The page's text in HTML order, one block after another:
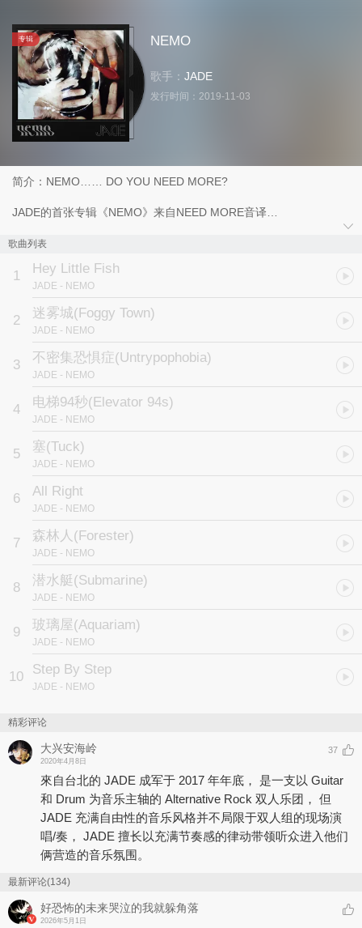
专辑 NEMO
歌手： JADE
发行时间： 2019-11-03
简介：NEMO…… DO YOU NEED MORE?
JADE的首张专辑《NEMO》来自NEED MORE音译
让这社会变得更难分辨是真是假
久了，大家也跟上了、习惯了
从认清抗拒也变为莫名的享受自溺
继续被那些来自四面八方的信息塞爆无法喘息
就像一只被豢养在鱼缸里的NEMO
看似被细心呵护溺爱、不断被喂食着人工的饲料
但谁知道NEMO或许NEED MORE需要更多的AIR
*****************************************************
一只被饲养在鱼缸里的鱼
这缸清澈的净水就像是一种呵护和溺爱
它早已习惯在这连视角都扭曲的世界里
无条件地接受这一切无微不至的照顾
你自溺于你的爱
它也自溺于它的堕落
在我的成长过程中
30岁
一个自认已经学会该如何面对世界的区间
面对被塞满、患病、自溺以及各种不公平的对待
几年之间早已从认清变成莫名的享受
在期满之际
却不得不正面迎接来自于不安定的回击
不禁想问自己
这个30而立
是否来的太快 ?
歌曲列表
1 Hey Little Fish
JADE - NEMO
2 迷雾城(Foggy Town)
JADE - NEMO
3 不密集恐惧症(Untrypophobia)
JADE - NEMO
4 电梯94秒(Elevator 94s)
JADE - NEMO
5 塞(Tuck)
JADE - NEMO
6 All Right
JADE - NEMO
7 森林人 (Forester)
JADE - NEMO
8 潜水艇(Submarine)
JADE - NEMO
9 玻璃屋(Aquariam)
JADE - NEMO
10 Step By Step
JADE - NEMO
精彩评论
大兴安海岭
2020年4月8日
37
來自台北的 JADE 成军于 2017 年年底， 是⼀支以 Guitar
和 Drum 为音乐主轴的 Alternative Rock 双⼈乐团， 但
JADE 充满⾃由性的音乐风格并不局限于双⼈组的现场演
唱/奏， JADE 擅长以充满节奏感的律动带领听众进入他们
俩营造的音乐氛围。
最新评论(134)
好恐怖的未来哭泣的我就躲角落
2026年5月1日